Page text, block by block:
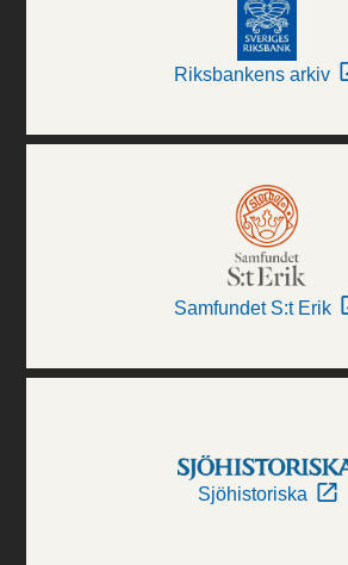
Riksbankens arkiv
Samfundet S:t Erik
Sjöhistoriska